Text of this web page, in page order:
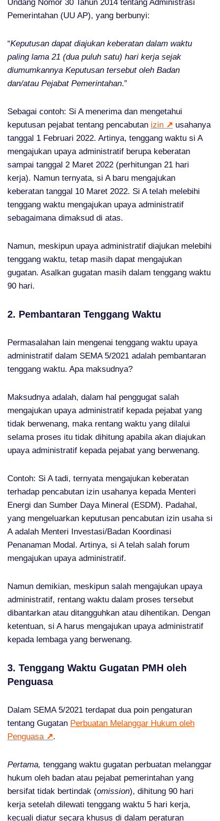
Undang Nomor 30 Tahun 2014 tentang Administrasi
Pemerintahan (UU AP), yang berbunyi:
“Keputusan dapat diajukan keberatan dalam waktu
paling lama 21 (dua puluh satu) hari kerja sejak
diumumkannya Keputusan tersebut oleh Badan
dan/atau Pejabat Pemerintahan.”
Sebagai contoh: Si A menerima dan mengetahui
keputusan pejabat tentang pencabutan izin ↗ usahanya
tanggal 1 Februari 2022. Artinya, tenggang waktu si A
mengajukan upaya administratif berupa keberatan
sampai tanggal 2 Maret 2022 (perhitungan 21 hari
kerja). Namun ternyata, si A baru mengajukan
keberatan tanggal 10 Maret 2022. Si A telah melebihi
tenggang waktu mengajukan upaya administratif
sebagaimana dimaksud di atas.
Namun, meskipun upaya administratif diajukan melebihi
tenggang waktu, tetap masih dapat mengajukan
gugatan. Asalkan gugatan masih dalam tenggang waktu
90 hari.
2. Pembantaran Tenggang Waktu
Permasalahan lain mengenai tenggang waktu upaya
administratif dalam SEMA 5/2021 adalah pembantaran
tenggang waktu. Apa maksudnya?
Maksudnya adalah, dalam hal penggugat salah
mengajukan upaya administratif kepada pejabat yang
tidak berwenang, maka rentang waktu yang dilalui
selama proses itu tidak dihitung apabila akan diajukan
upaya administratif kepada pejabat yang berwenang.
Contoh: Si A tadi, ternyata mengajukan keberatan
terhadap pencabutan izin usahanya kepada Menteri
Energi dan Sumber Daya Mineral (ESDM). Padahal,
yang mengeluarkan keputusan pencabutan izin usaha si
A adalah Menteri Investasi/Badan Koordinasi
Penanaman Modal. Artinya, si A telah salah forum
mengajukan upaya administratif.
Namun demikian, meskipun salah mengajukan upaya
administratif, rentang waktu dalam proses tersebut
dibantarkan atau ditangguhkan atau dihentikan. Dengan
ketentuan, si A harus mengajukan upaya administratif
kepada lembaga yang berwenang.
3. Tenggang Waktu Gugatan PMH oleh
Penguasa
Dalam SEMA 5/2021 terdapat dua poin pengaturan
tentang Gugatan Perbuatan Melanggar Hukum oleh
Penguasa ↗.
Pertama, tenggang waktu gugatan perbuatan melanggar
hukum oleh badan atau pejabat pemerintahan yang
bersifat tidak bertindak (omission), dihitung 90 hari
kerja setelah dilewati tenggang waktu 5 hari kerja,
kecuali diatur secara khusus di dalam peraturan